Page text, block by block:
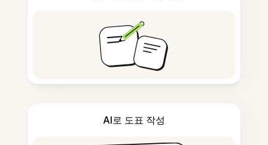
AI로 도표 작성